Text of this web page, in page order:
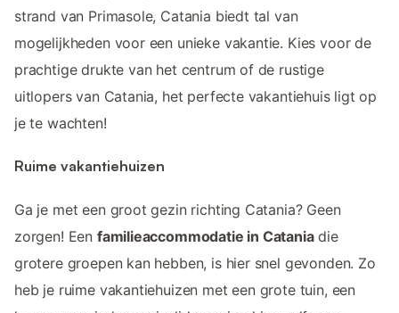
strand van Primasole, Catania biedt tal van
mogelijkheden voor een unieke vakantie. Kies voor de
prachtige drukte van het centrum of de rustige
uitlopers van Catania, het perfecte vakantiehuis ligt op
je te wachten!
Ruime vakantiehuizen
Ga je met een groot gezin richting Catania? Geen
zorgen! Een familieaccommodatie in Cataniadie
grotere groepen kan hebben, is hier snel gevonden. Zo
heb je ruime vakantiehuizen met een grote tuin, een